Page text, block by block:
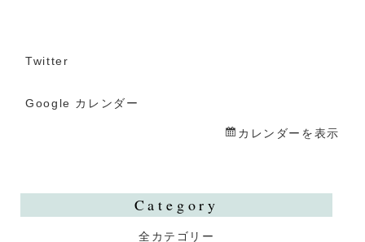
Twitter
Google カレンダー
カレンダーを表示
Category
全カテゴリー